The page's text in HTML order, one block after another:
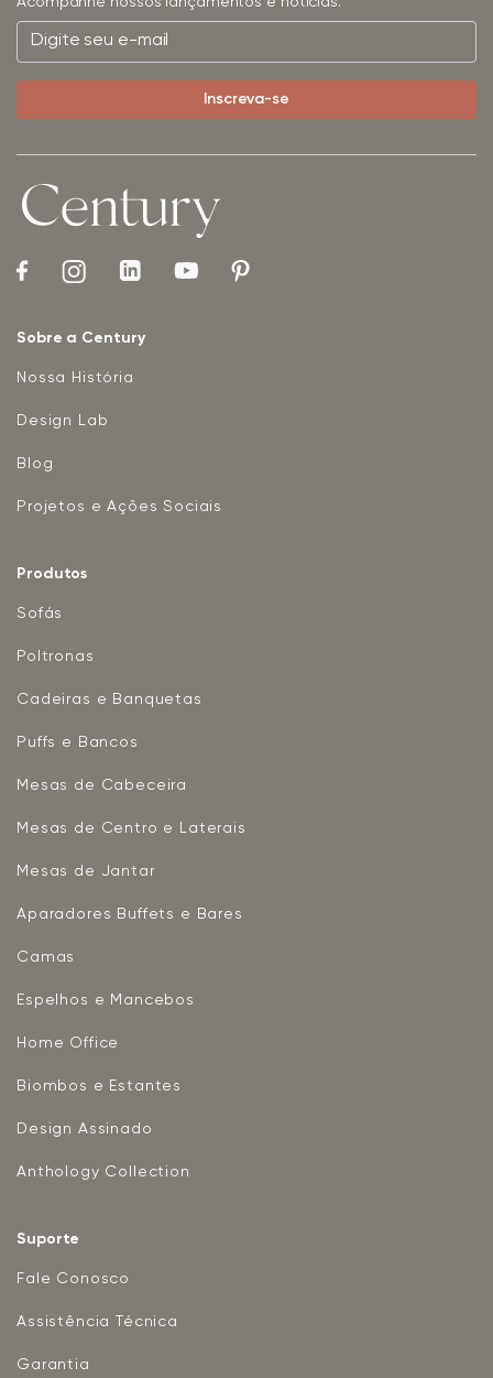
Sobre a Century
Nossa História
Design Lab
Blog
Projetos e Ações Sociais
Produtos
Sofás
Poltronas
Cadeiras e Banquetas
Puffs e Bancos
Mesas de Cabeceira
Mesas de Centro e Laterais
Mesas de Jantar
Aparadores Buffets e Bares
Camas
Espelhos e Mancebos
Home Office
Biombos e Estantes
Design Assinado
Anthology Collection
Suporte
Fale Conosco
Assistência Técnica
Garantia